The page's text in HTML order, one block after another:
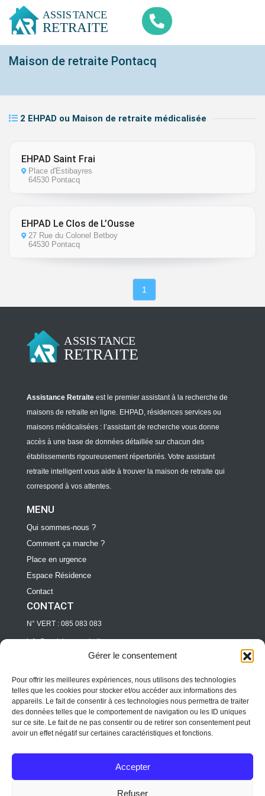
Gérer le consentement
Pour offrir les meilleures expériences, nous utilisons des technologies
telles que les cookies pour stocker et/ou accéder aux informations des
appareils. Le fait de consentir à ces technologies nous permettra de traiter
des données telles que le comportement de navigation ou les ID uniques
sur ce site. Le fait de ne pas consentir ou de retirer son consentement peut
avoir un effet négatif sur certaines caractéristiques et fonctions.
Accepter
Refuser
Maison de retraite Pontacq
2 EHPAD ou Maison de retraite médicalisée
EHPAD Saint Frai
Place d'Estibayres
64530 Pontacq
EHPAD Le Clos de L’Ousse
27 Rue du Colonel Betboy
64530 Pontacq
1
Assistance Retraite est le premier assistant à la recherche de
maisons de retraite en ligne. EHPAD, résidences services ou
maisons médicalisées : l’assistant de recherche vous donne
accès à une base de données détaillée sur chacun des
établissements rigoureusement répertoriés. Votre assistant
retraite intelligent vous aide à trouver la maison de retraite qui
correspond à vos attentes.
MENU
Qui sommes-nous ?
Comment ça marche ?
Place en urgence
Espace Résidence
Contact
CONTACT
N° VERT : 085 083 083
info@assistance-retraite.com
Directeur d’EHPAD/ RESIDENCE
pro@assitance-retraite.com
Professionnels
pro@assitance-retraite.com
Protection des données